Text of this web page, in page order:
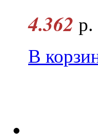
4.362 р.
В